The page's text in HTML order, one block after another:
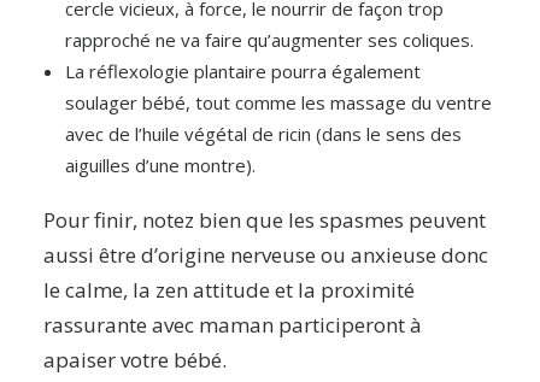
cercle vicieux, à force, le nourrir de façon trop
rapproché ne va faire qu’augmenter ses coliques.
La réflexologie plantaire pourra également
soulager bébé, tout comme les massage du ventre
avec de l’huile végétal de ricin (dans le sens des
aiguilles d’une montre).
Pour finir, notez bien que les spasmes peuvent
aussi être d’origine nerveuse ou anxieuse donc
le calme, la zen attitude et la proximité
rassurante avec maman participeront à
apaiser votre bébé.